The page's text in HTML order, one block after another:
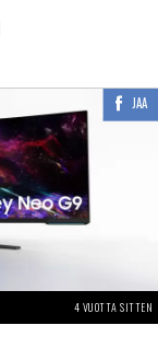
JAA
4 VUOTTA SITTEN